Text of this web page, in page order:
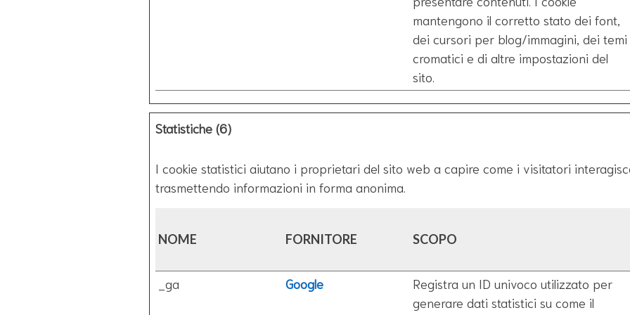
mantengono il corretto stato dei font,
dei cursori per blog/immagini, dei temi
cromatici e di altre impostazioni del
sito.
Statistiche (6)
I cookie statistici aiutano i proprietari del sito web a capire come i visitatori
trasmettendo informazioni in forma anonima.
NOME FORNITORE SCOPO
_ga Google
Registra un ID univoco utilizzato per
generare dati statistici su come il